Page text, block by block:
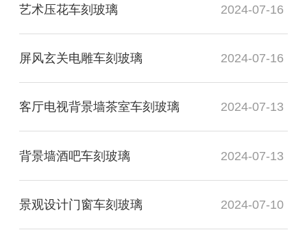
艺术压花车刻玻璃 2024-07-16
屏风玄关电雕车刻玻璃 2024-07-16
客厅电视背景墙茶室车刻玻璃 2024-07-13
背景墙酒吧车刻玻璃 2024-07-13
景观设计门窗车刻玻璃 2024-07-10